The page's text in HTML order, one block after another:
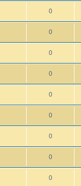
0
0
0
0
0
0
0
0
0